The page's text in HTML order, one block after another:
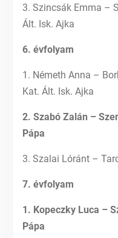
3. Szincsák Emma –
Ált. Isk. Ajka
6. évfolyam
1. Németh Anna –
Kat. Ált. Isk. Ajka
2. Szabó Zalán –
Pápa
3. Szalai Lóránt –
7. évfolyam
1. Kopeczky Luca –
Pápa